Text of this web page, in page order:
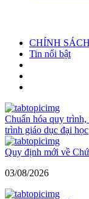
CHÍNH
Tin nổi bật
Chuẩn hóa quy
trình giáo dục đại học
Quy định mới về
03/08/2026